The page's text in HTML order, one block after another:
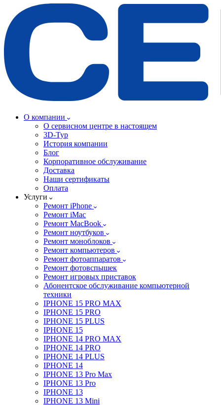
О компании
О сервисном центре в настоящем
3D-Тур
История компании
Блог
Корпоративное обслуживание
Доставка
Наши сертификаты
Оплата
Услуги
Ремонт iPhone
Ремонт iMac
Ремонт MacBook
Ремонт ноутбуков
Ремонт моноблоков
Ремонт компьютеров
Ремонт фотоаппаратов
Ремонт фотовспышек
Ремонт игровых приставок
Абонентское обслуживание компьютерной
техники
IPHONE 15 PRO MAX
IPHONE 15 PRO
IPHONE 15 PLUS
IPHONE 15
IPHONE 14 PRO MAX
IPHONE 14 PRO
IPHONE 14 PLUS
IPHONE 14
IPHONE 13 Pro Max
IPHONE 13 Pro
IPHONE 13
IPHONE 13 Mini